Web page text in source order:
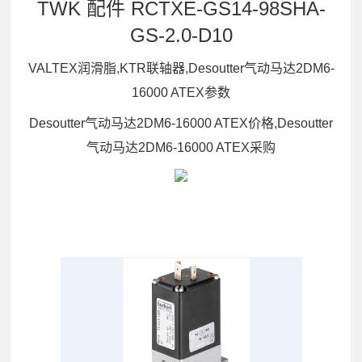
TWK 配件 RCTXE-GS14-98SHA-
GS-2.0-D10
VALTEX润滑脂,KTR联轴器,Desoutter气动马达2DM6-
16000 ATEX参数
Desoutter气动马达2DM6-16000 ATEX价格,Desoutter
气动马达2DM6-16000 ATEX采购